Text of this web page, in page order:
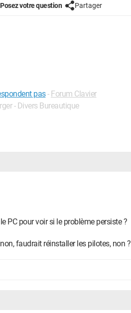
Posez votre question Partager
pas- Forum Clavier
- Divers Bureautique
PC pour voir si le problème persiste ?
faudrait réinstaller les pilotes, non ?